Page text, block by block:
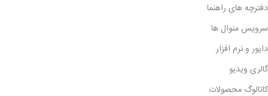
دفترچه های راهنما
سرویس منوال ها
دایور و نرم افزار
گالری ویدیو
کاتالوگ محصولات